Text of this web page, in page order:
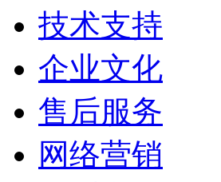
技术支持
企业文化
售后服务
网络营销